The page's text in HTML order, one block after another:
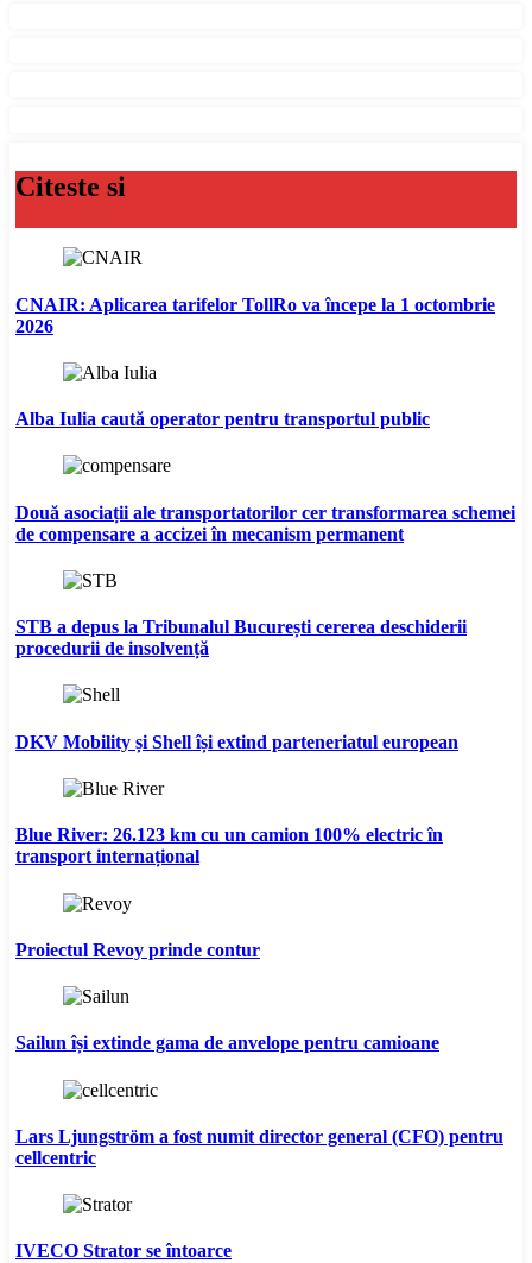
Citeste si
CNAIR: Aplicarea tarifelor TollRo va începe la 1 octombrie
2026
Alba Iulia caută operator pentru transportul public
Două asociații ale transportatorilor cer transformarea schemei
de compensare a accizei în mecanism permanent
STB a depus la Tribunalul București cererea deschiderii
procedurii de insolvență
DKV Mobility și Shell își extind parteneriatul european
Blue River: 26.123 km cu un camion 100% electric în
transport internațional
Proiectul Revoy prinde contur
Sailun își extinde gama de anvelope pentru camioane
Lars Ljungström a fost numit director general (CFO) pentru
cellcentric
IVECO Strator se întoarce